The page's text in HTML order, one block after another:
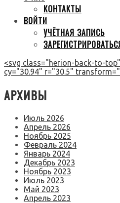
КОНТАКТЫ
ВОЙТИ
УЧЁТНАЯ ЗАПИСЬ
<svg class="herion-back-to-
cy="30.94" r="30.5"
АРХИВЫ
Июль 2026
Апрель 2026
Ноябрь 2025
Февраль 2024
Январь 2024
Декабрь 2023
Ноябрь 2023
Июль 2023
Май 2023
Апрель 2023